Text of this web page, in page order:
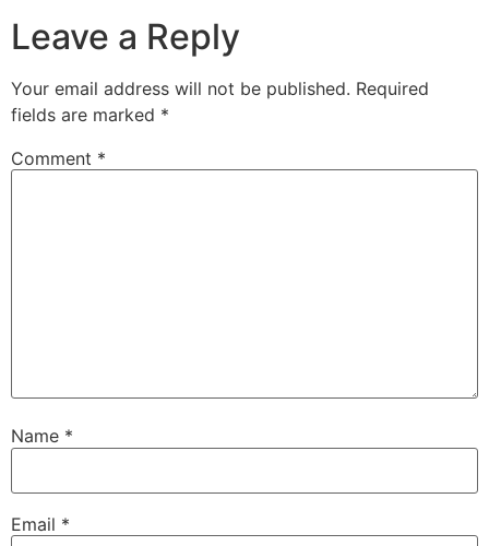
Leave a Reply
Your email address will not be published. Required
fields are marked *
Comment *
Name *
Email *